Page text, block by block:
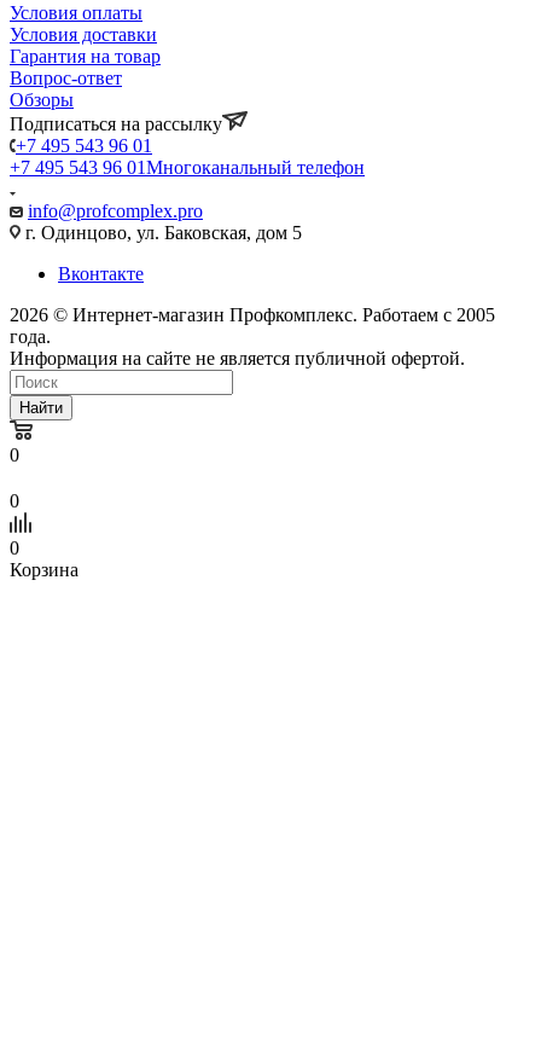
Условия оплаты
Условия доставки
Гарантия на товар
Вопрос-ответ
Обзоры
Подписаться на рассылку
+7 495 543 96 01
+7 495 543 96 01Многоканальный телефон
info@profcomplex.pro
г. Одинцово, ул. Баковская, дом 5
Вконтакте
2026 © Интернет-магазин Профкомплекс. Работаем с 2005
года.
Информация на сайте не является публичной офертой.
Найти
0
0
0
Корзина